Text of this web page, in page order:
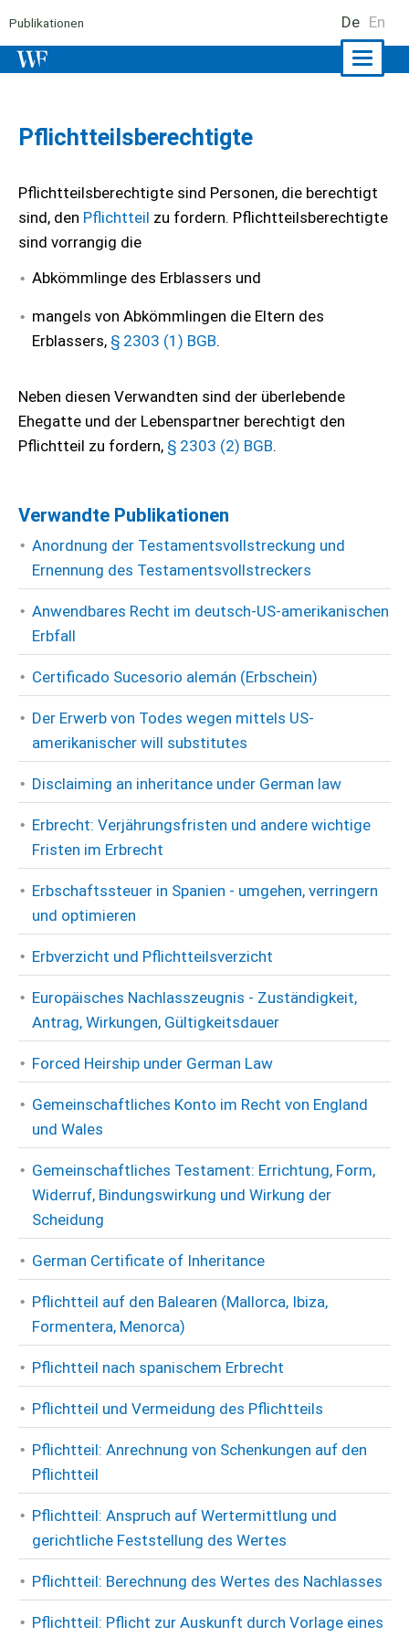
Publikationen De En
Pflichtteilsberechtigte
Pflichtteilsberechtigte sind Personen, die berechtigt
sind, den Pflichtteil zu fordern. Pflichtteilsberechtigte
sind vorrangig die
Abkömmlinge des Erblassers und
mangels von Abkömmlingen die Eltern des
Erblassers, § 2303 (1) BGB.
Neben diesen Verwandten sind der überlebende
Ehegatte und der Lebenspartner berechtigt den
Pflichtteil zu fordern, § 2303 (2) BGB.
Verwandte Publikationen
Anordnung der Testamentsvollstreckung und
Ernennung des Testamentsvollstreckers
Anwendbares Recht im deutsch-US-amerikanischen
Erbfall
Certificado Sucesorio alemán (Erbschein)
Der Erwerb von Todes wegen mittels US-
amerikanischer will substitutes
Disclaiming an inheritance under German law
Erbrecht: Verjährungsfristen und andere wichtige
Fristen im Erbrecht
Erbschaftssteuer in Spanien - umgehen, verringern
und optimieren
Erbverzicht und Pflichtteilsverzicht
Europäisches Nachlasszeugnis - Zuständigkeit,
Antrag, Wirkungen, Gültigkeitsdauer
Forced Heirship under German Law
Gemeinschaftliches Konto im Recht von England
und Wales
Gemeinschaftliches Testament: Errichtung, Form,
Widerruf, Bindungswirkung und Wirkung der
Scheidung
German Certificate of Inheritance
Pflichtteil auf den Balearen (Mallorca, Ibiza,
Formentera, Menorca)
Pflichtteil nach spanischem Erbrecht
Pflichtteil und Vermeidung des Pflichtteils
Pflichtteil: Anrechnung von Schenkungen auf den
Pflichtteil
Pflichtteil: Anspruch auf Wertermittlung und
gerichtliche Feststellung des Wertes
Pflichtteil: Berechnung des Wertes des Nachlasses
Pflichtteil: Pflicht zur Auskunft durch Vorlage eines